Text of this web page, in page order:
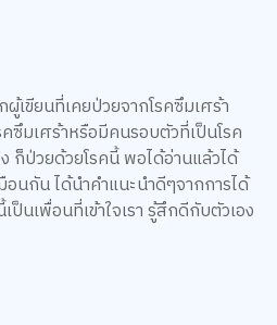
เขียนที่เคยป่วยจากโรคซึมเศร้า
ซึมเศร้าหรือมีคนรอบตัวที่เป็นโรค
ก็ป่วยด้วยโรคนี้ พอได้อ่านแล้วได้
นกัน ได้นำคำแนะนำดีๆจากการได้
นเพื่อนที่เข้าใจเรา รู้สึกดีกับตัวเอง